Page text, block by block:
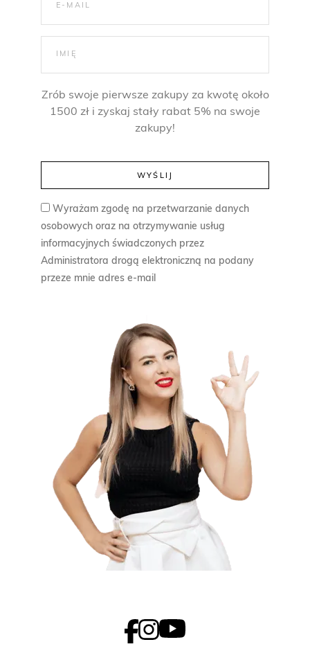
Zrób swoje pierwsze zakupy za kwotę około
1500 zł i zyskaj stały rabat 5% na swoje
zakupy!
Wyrażam zgodę na przetwarzanie danych
osobowych oraz na otrzymywanie usług
informacyjnych świadczonych przez
Administratora drogą elektroniczną na podany
przeze mnie adres e-mail